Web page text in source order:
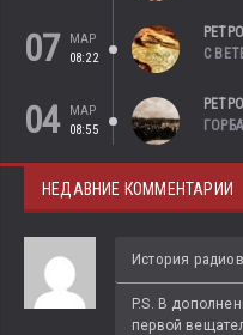
07
МАР
08:22
РЕТРО
С
04
МАР
08:55
РЕТРО
НЕДАВНИЕ КОММЕНТАРИИ
История
P.S. В
первой